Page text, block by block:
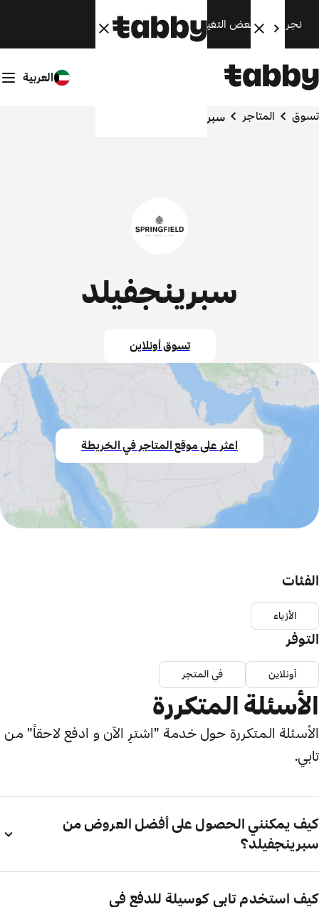
نجري الآن بعض التغييرات. سنعود قريبًا.
العربية
تسوق المتاجر سبرينجفيلد
سبرينجفيلد
تسوق أونلاين
اعثر على موقع المتاجر في الخريطة
الفئات
الأزياء
التوفر
أونلاين في المتجر
الأسئلة المتكررة
الأسئلة المتكررة حول خدمة "اشترِ الآن و ادفع لاحقاً" من
تابي.
كيف يمكنني الحصول على أفضل العروض من
سبرينجفيلد؟
كيف استخدم تابي كوسيلة للدفع في